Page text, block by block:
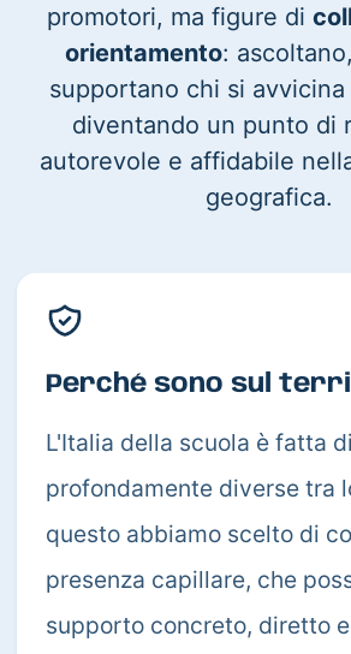
promotori, ma figure di
orientamento:
supportano chi si
diventando un punto di
autorevole e affidabile
geografica.
Perché sono sul
L'Italia della scuola è fatta
profondamente diverse tra
questo abbiamo scelto di
presenza capillare, che
supporto concreto, diretto